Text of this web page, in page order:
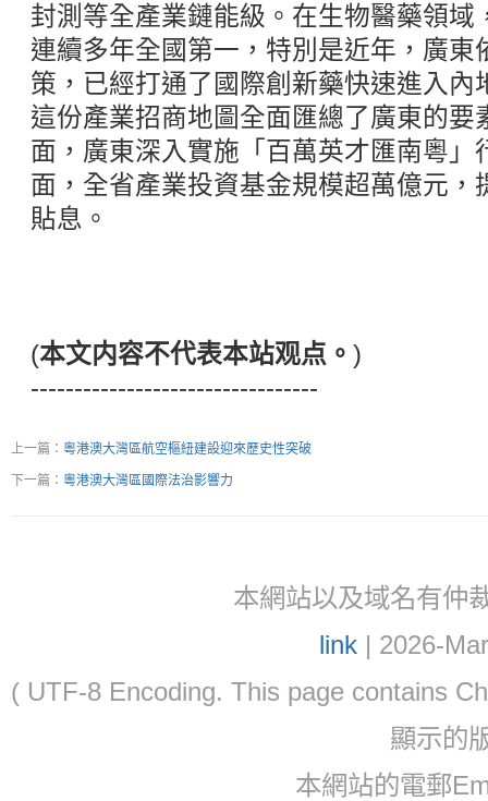
封測等全產業鏈能級。在生物醫藥領域
連續多年全國第一，特別是近年，廣東
策，已經打通了國際創新藥快速進入內
這份產業招商地圖全面匯總了廣東的要
面，廣東深入實施「百萬英才匯南粵」
面，全省產業投資基金規模超萬億元，
貼息。
(本文内容不代表本站观点。 )
---------------------------------
上一篇： 粵港澳大灣區航空樞紐建設迎來歷史性突破
下一篇： 粵港澳大灣區國際法治影響力
本網站以及域名有仲
link| 2026-
( UTF-8 Encoding. This page contains
顯示的
本網站的電郵